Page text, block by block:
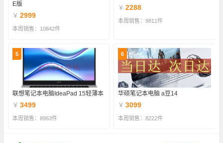
E版
￥ 2999
本周销售：10842件
￥ 2288
本周销售：9811件
5
联想笔记本电脑IdeaPad 15轻薄本
￥ 3499
本周销售：8963件
6
华硕笔记本电脑 a豆14
￥ 3099
本周销售：8222件